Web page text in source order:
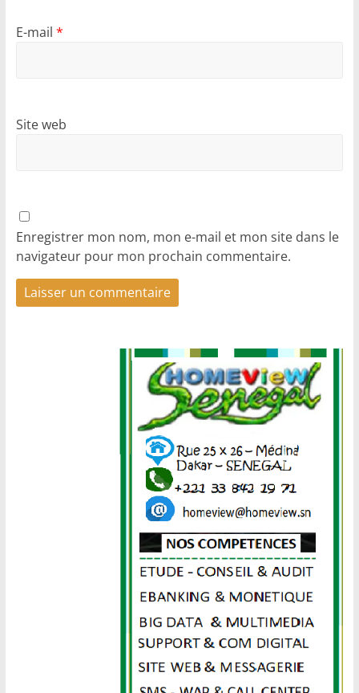
E-mail *
Site web
Enregistrer mon nom, mon e-mail et mon site dans le
navigateur pour mon prochain commentaire.